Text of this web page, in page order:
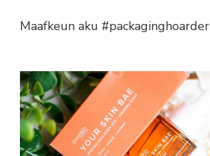
Maafkeun aku #packaginghoarder